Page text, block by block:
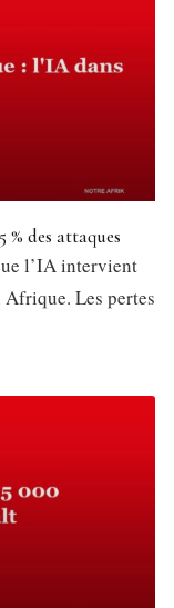
des attaques
l’IA intervient
Afrique. Les pertes